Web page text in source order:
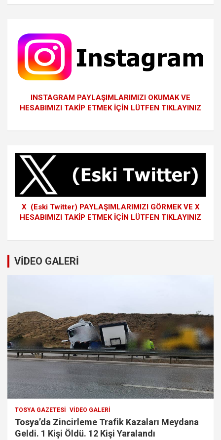
INSTAGRAM PAYLAŞIMLARIMIZI OKUMAK VE
HESABIMIZI TAKİP ETMEK İÇİN LÜTFEN TIKLAYINIZ
X (Eski Twitter) PAYLAŞIMLARIMIZI GÖRMEK VE X
HESABIMIZI TAKİP ETMEK İÇİN LÜTFEN TIKLAYINIZ
VİDEO GALERİ
TOSYA GAZETESI VIDEO GALERI
Tosya’da Zincirleme Trafik Kazaları Meydana
Geldi. 1 Kişi Öldü. 12 Kişi Yaralandı